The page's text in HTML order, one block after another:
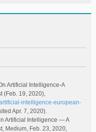
Artificial Intelligence-A
(Feb. 19, 2020),
intelligence-european-
Apr. 7, 2020).
Artificial Intelligence — A
Medium, Feb. 23, 2020,